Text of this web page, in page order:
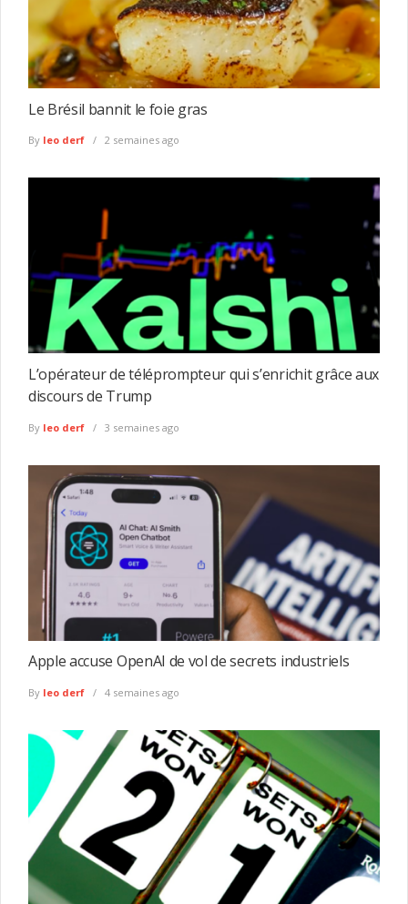
Le Brésil bannit le foie gras
By leo derf 2 semaines ago
L’opérateur de téléprompteur qui s’enrichit grâce aux
discours de Trump
By leo derf 3 semaines ago
Apple accuse OpenAI de vol de secrets industriels
By leo derf 4 semaines ago